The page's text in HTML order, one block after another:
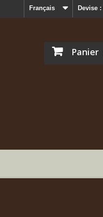
Devise :
Français
Panier